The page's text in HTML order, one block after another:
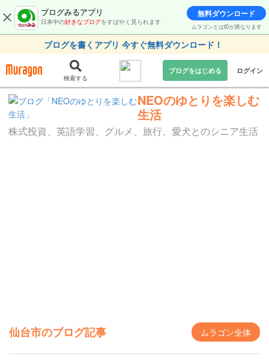
ブログみるアプリ
日本中の好きなブログをすばやく見られます
無料ダウンロード
ムラゴンとはIDが異なります
ブログを書くアプリ 今すぐ無料ダウンロード！
検索する
ブログをはじめる ログイン
NEOのゆとりを楽しむ
生活
株式投資、英語学習、グルメ、旅行、愛犬とのシニア生活
仙台市のブログ記事 ムラゴン全体